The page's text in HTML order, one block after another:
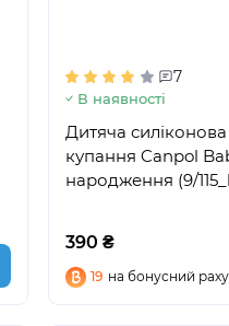
7
В наявності
Дитяча
купання Canpol
народження (9/
390 ₴
19 на бонусний